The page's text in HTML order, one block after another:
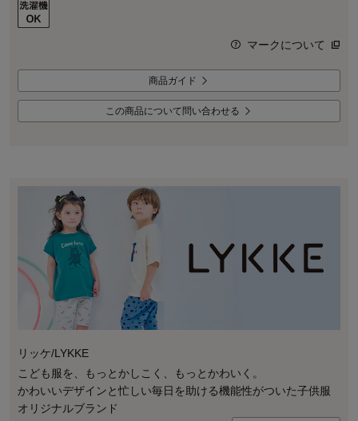
マークについて
商品ガイド
この商品について問い合わせる
リッケ/LYKKE
こども服を、もっとかしこく、もっとかわいく。
かわいいデザインと忙しい毎日を助ける機能性がついた子供服
オリジナルブランド